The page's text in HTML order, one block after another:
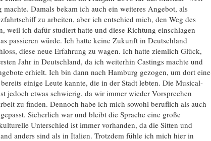
Damals bekam ich auch ein weiteres Angebot, als
zu arbeiten, aber ich entschied mich, den Weg des
weil ich dafür studiert hatte und diese Richtung einschlagen
passieren würde. Ich hatte keine Zukunft in Deutschland
diese neue Erfahrung zu wagen. Ich hatte ziemlich Glück,
Jahr in Deutschland, da ich weiterhin Castings machte und
erhielt. Ich bin dann nach Hamburg gezogen, um dort eine
einige Leute kannte, die in der Stadt lebten. Die Musical-
jedoch etwas schwierig, da wir immer wieder Vorsprechen
zu finden. Dennoch habe ich mich sowohl beruflich als auch
Sicherlich war und bleibt die Sprache eine große
Unterschied ist immer vorhanden, da die Sitten und
anders sind als in Italien. Trotzdem fühle ich mich hier in